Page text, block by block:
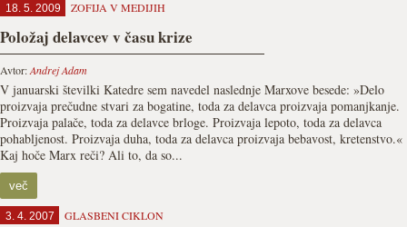
18. 5. 2009 ZOFIJA V MEDIJIH
Položaj delavcev v času krize
Avtor:Andrej Adam
V januarski številki Katedre sem navedel naslednje Marxove besede: »Delo
proizvaja prečudne stvari za bogatine, toda za delavca proizvaja pomanjkanje.
Proizvaja palače, toda za delavce brloge. Proizvaja lepoto, toda za delavca
pohabljenost. Proizvaja duha, toda za delavca proizvaja bebavost, kretenstvo.«
Kaj hoče Marx reči? Ali to, da so...
več
3. 4. 2007 GLASBENI CIKLON